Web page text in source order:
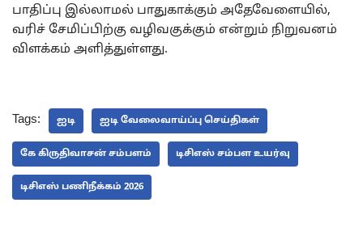
பாதிப்பு இல்லாமல் பாதுகாக்கும் அதேவேளையில்,
வரிச் சேமிப்பிற்கு வழிவகுக்கும் என்றும் நிறுவனம்
விளக்கம் அளித்துள்ளது.
Tags: ஐடி ஐடி வேலைவாய்ப்பு செய்திகள்
கே கிருதிவாசன் சம்பளம் டிசிஎஸ் சம்பள உயர்வு
டிசிஎஸ் பணிநீக்கம் 2026